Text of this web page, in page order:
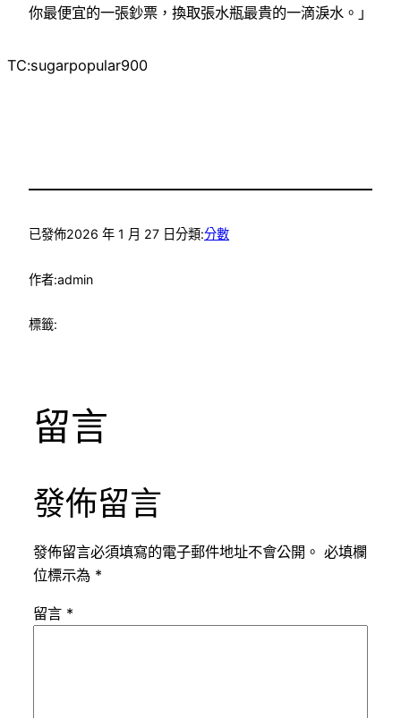
你最便宜的一張鈔票，換取張水瓶最貴的一滴淚水。」
TC:sugarpopular900
已發佈2026 年 1 月 27 日分類:分數
作者:admin
標籤:
留言
發佈留言
發佈留言必須填寫的電子郵件地址不會公開。 必填欄
位標示為 *
留言 *